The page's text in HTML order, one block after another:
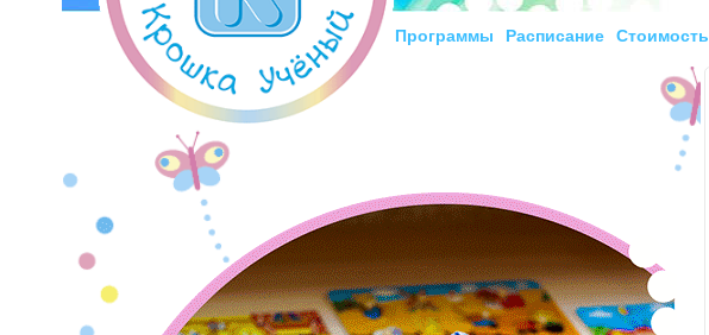
Программы Расписание Стоимость